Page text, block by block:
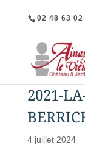
02 48 63 02
2021-
4 juillet 2024